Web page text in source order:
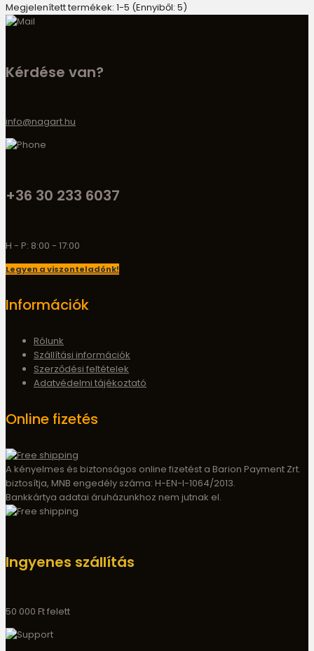
Megjelenített termékek: 1-5 (Ennyiből: 5)
Kérdése van?
info@nagart.hu
+36 30 233 6037
H - P: 8:00 - 17:00
Legyen a viszonteladónk!
Információk
Rólunk
Szállítási információk
Szerződési feltételek
Adatvédelmi tájékoztató
Online fizetés
A kényelmes és biztonságos online fizetést a Barion Payment Zrt.
biztosítja, MNB engedély száma: H-EN-I-1064/2013.
Bankkártya adatai áruházunkhoz nem jutnak el.
Ingyenes szállítás
50 000 Ft felett